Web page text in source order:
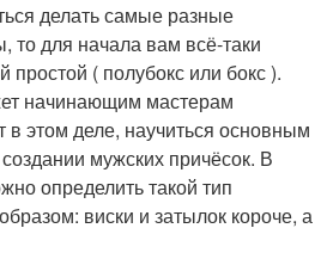
делать самые разные
то для начала вам всё-таки
простой ( полубокс или бокс ).
начинающим мастерам
этом деле, научиться основным
мужских причёсок. В
определить такой тип
виски и затылок короче, а